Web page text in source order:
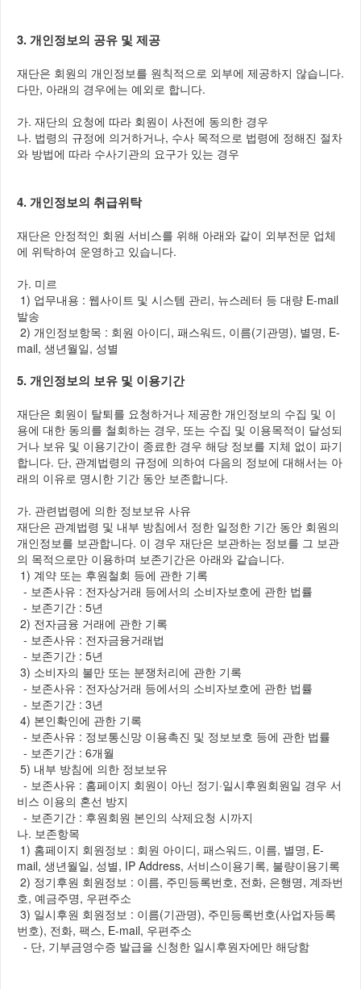
3. 개인정보의 공유 및 제공
재단은 회원의 개인정보를 원칙적으로 외부에 제공하지 않습니다.
다만, 아래의 경우에는 예외로 합니다.
가. 재단의 요청에 따라 회원이 사전에 동의한 경우
나. 법령의 규정에 의거하거나, 수사 목적으로 법령에 정해진 절차
와 방법에 따라 수사기관의 요구가 있는 경우
4. 개인정보의 취급위탁
재단은 안정적인 회원 서비스를 위해 아래와 같이 외부전문 업체
에 위탁하여 운영하고 있습니다.
가. 미르
1) 업무내용 : 웹사이트 및 시스템 관리, 뉴스레터 등 대량 E-mail
발송
2) 개인정보항목 : 회원 아이디, 패스워드, 이름(기관명), 별명, E-
mail, 생년월일, 성별
5. 개인정보의 보유 및 이용기간
재단은 회원이 탈퇴를 요청하거나 제공한 개인정보의 수집 및 이
용에 대한 동의를 철회하는 경우, 또는 수집 및 이용목적이 달성되
거나 보유 및 이용기간이 종료한 경우 해당 정보를 지체 없이 파기
합니다. 단, 관계법령의 규정에 의하여 다음의 정보에 대해서는 아
래의 이유로 명시한 기간 동안 보존합니다.
가. 관련법령에 의한 정보보유 사유
재단은 관계법령 및 내부 방침에서 정한 일정한 기간 동안 회원의
개인정보를 보관합니다. 이 경우 재단은 보관하는 정보를 그 보관
의 목적으로만 이용하며 보존기간은 아래와 같습니다.
1) 계약 또는 후원철회 등에 관한 기록
- 보존사유 : 전자상거래 등에서의 소비자보호에 관한 법률
- 보존기간 : 5년
2) 전자금융 거래에 관한 기록
- 보존사유 : 전자금융거래법
- 보존기간 : 5년
3) 소비자의 불만 또는 분쟁처리에 관한 기록
- 보존사유 : 전자상거래 등에서의 소비자보호에 관한 법률
- 보존기간 : 3년
4) 본인확인에 관한 기록
- 보존사유 : 정보통신망 이용촉진 및 정보보호 등에 관한 법률
- 보존기간 : 6개월
5) 내부 방침에 의한 정보보유
- 보존사유 : 홈페이지 회원이 아닌 정기·일시후원회원일 경우 서
비스 이용의 혼선 방지
- 보존기간 : 후원회원 본인의 삭제요청 시까지
나. 보존항목
1) 홈페이지 회원정보 : 회원 아이디, 패스워드, 이름, 별명, E-
mail, 생년월일, 성별, IP Address, 서비스이용기록, 불량이용기록
2) 정기후원 회원정보 : 이름, 주민등록번호, 전화, 은행명, 계좌번
호, 예금주명, 우편주소
3) 일시후원 회원정보 : 이름(기관명), 주민등록번호(사업자등록
번호), 전화, 팩스, E-mail, 우편주소
- 단, 기부금영수증 발급을 신청한 일시후원자에만 해당함